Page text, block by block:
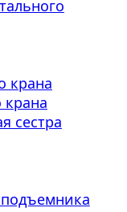
крана
сестра